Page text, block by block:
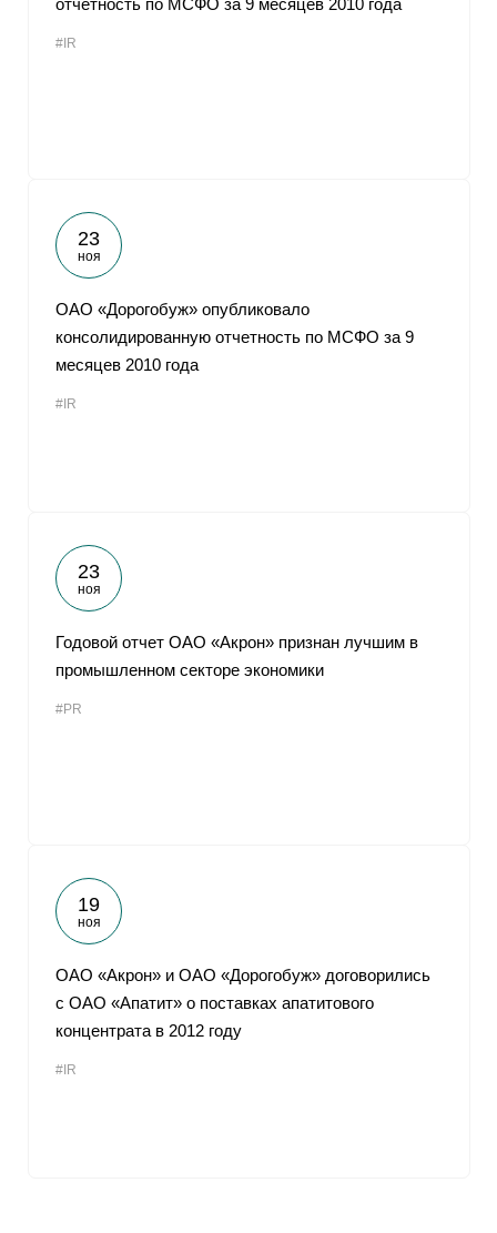
отчетность по МСФО за 9 месяцев 2010 года
#IR
23
ноя
ОАО «Дорогобуж» опубликовало
консолидированную отчетность по МСФО за 9
месяцев 2010 года
#IR
23
ноя
Годовой отчет ОАО «Акрон» признан лучшим в
промышленном секторе экономики
#PR
19
ноя
ОАО «Акрон» и ОАО «Дорогобуж» договорились
с ОАО «Апатит» о поставках апатитового
концентрата в 2012 году
#IR